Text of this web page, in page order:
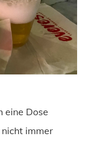
eine Dose
nicht immer